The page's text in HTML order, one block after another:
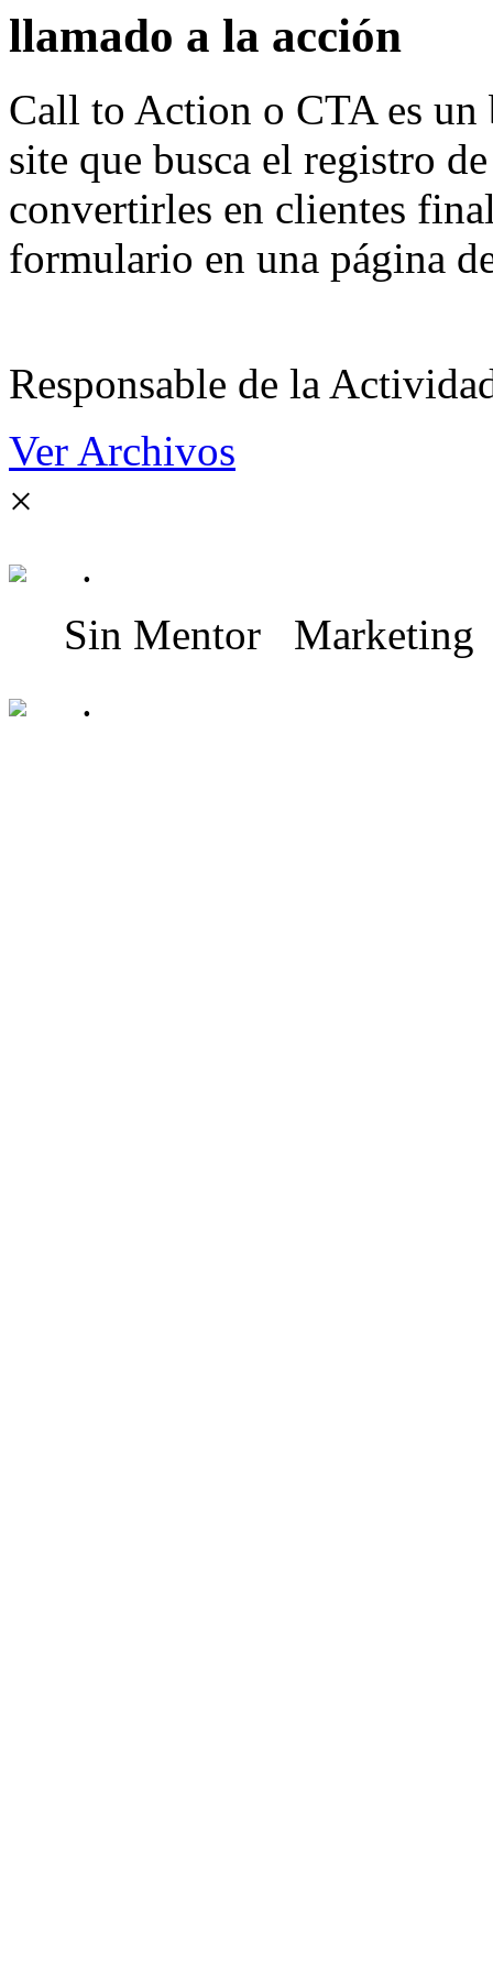
llamado a la acción
Call to Action o CTA es un
site que busca el registro
convertirles en clientes
formulario en una página
Responsable de la
Ver Archivos
×
.
Sin Mentor Marketing
.